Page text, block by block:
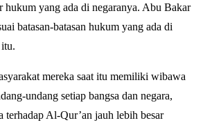
hukum yang ada di negaranya. Abu Bakar
batasan-batasan hukum yang ada di
mereka saat itu memiliki wibawa
undang setiap bangsa dan negara,
terhadap Al-Qur’an jauh lebih besar